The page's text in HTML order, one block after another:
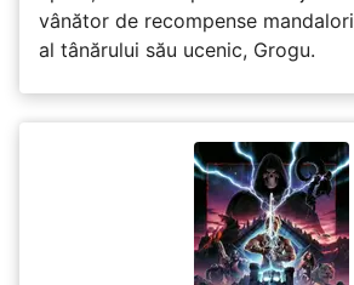
vânător de recompense
al tânărului său ucenic, Grogu.